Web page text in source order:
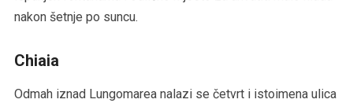
nakon šetnje po suncu.
Chiaia
Odmah iznad Lungomarea nalazi se četvrt i istoimena ulica